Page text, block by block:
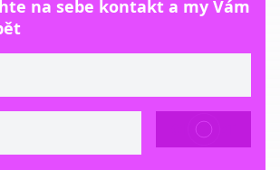
na sebe kontakt a my Vám
ODESLAT